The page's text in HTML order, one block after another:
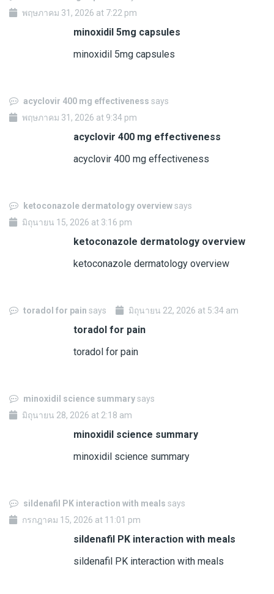
พฤษภาคม 31, 2026 at 7:22 pm
minoxidil 5mg capsules
minoxidil 5mg capsules
acyclovir 400 mg effectiveness says
พฤษภาคม 31, 2026 at 9:34 pm
acyclovir 400 mg effectiveness
acyclovir 400 mg effectiveness
ketoconazole dermatology overviewsays
มิถุนายน 15, 2026 at 3:16 pm
ketoconazole dermatology overview
ketoconazole dermatology overview
toradol for pain says มิถุนายน 22, 2026 at 5:34 am
toradol for pain
toradol for pain
minoxidil science summarysays
มิถุนายน 28, 2026 at 2:18 am
minoxidil science summary
minoxidil science summary
sildenafil PK interaction with meals says
กรกฎาคม 15, 2026 at 11:01 pm
sildenafil PK interaction with meals
sildenafil PK interaction with meals